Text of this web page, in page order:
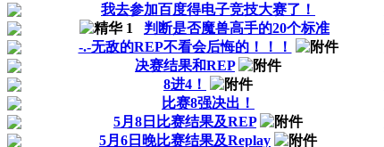
我去参加百度得电子竞技大赛了！
判断是否魔兽高手的20个标准
-.-无敌的REP不看会后悔的！！！
决赛结果和REP
8进4！
比赛8强决出！
5月8日比赛结果及REP
5月6日晚比赛结果及Replay